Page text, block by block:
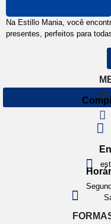
Na Estillo Mania, você
presentes, perfeitos para